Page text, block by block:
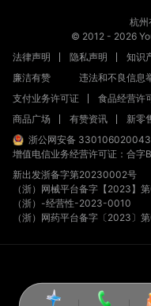
杭州
© 2012 - 2026
法律声明
隐私声明 知识
廉洁有赞
违法和不良信息
支付业务许可证
食品经营许
商品广场
有赞资讯 新零
浙公网安备
增值电信业务经营许可证：合
新出发浙备字第20230002号
（浙）网械平台备字【2023】
（浙）-经营性-2023-0010
（浙）网药平台备字〔2023〕